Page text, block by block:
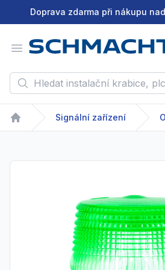
Doprava zdarma při nákupu
Open menu
Hledat instalační krabice, plc,
Home
Signální zařízení